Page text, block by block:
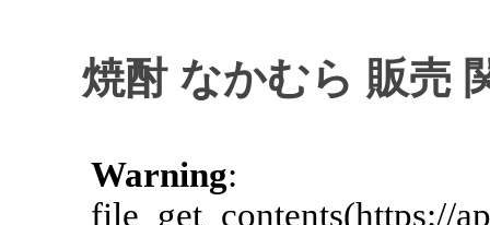
焼酎 なかむら 販売